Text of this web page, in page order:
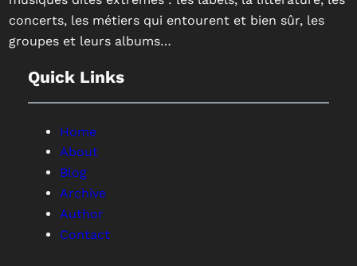
concerts, les métiers qui entourent et bien sûr, les
groupes et leurs albums…
Quick Links
Home
About
Blog
Archive
Author
Contact